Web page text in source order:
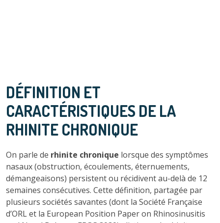
DÉFINITION ET
CARACTÉRISTIQUES DE LA
RHINITE CHRONIQUE
On parle de rhinite chronique lorsque des symptômes
nasaux (obstruction, écoulements, éternuements,
démangeaisons) persistent ou récidivent au-delà de 12
semaines consécutives. Cette définition, partagée par
plusieurs sociétés savantes (dont la Société Française
d’ORL et la European Position Paper on Rhinosinusitis